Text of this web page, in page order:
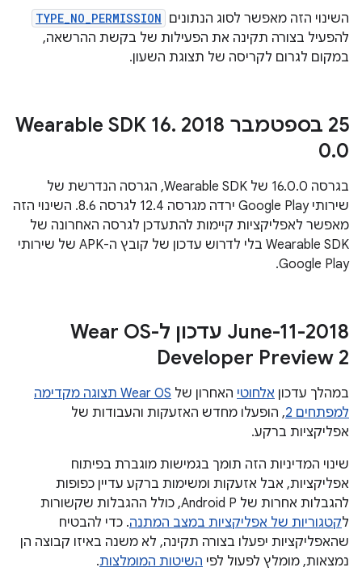
השינוי הזה מאפשר לסוג הנתונים TYPE_NO_PERMISSION
להפעיל בצורה תקינה את הפעילות של בקשת ההרשאה,
במקום לגרום לקריסה של תצוגת השעון.
‫25 בספטמבר 2018 Wearable SDK 16
.
0.0
בגרסה 16.0.0 של Wearable SDK, הגרסה הנדרשת של
שירותי Google Play ירדה מגרסה 12.4 לגרסה 8.6. השינוי הזה
מאפשר לאפליקציות קיימות להתעדכן לגרסה האחרונה של
Wearable SDK בלי לדרוש עדכון של קובץ ה-APK של שירותי
Google Play.
‫2018-June-11 עדכון ל-Wear OS
Developer Preview 2
במהלך עדכון אלחוטי האחרון של
Wear OS תצוגה מקדימה
למפתחים 2
, הופעלו מחדש האזעקות והעבודות של
אפליקציות ברקע.
שינוי המדיניות הזה תומך בגמישות מוגברת בפיתוח
אפליקציות, אבל אזעקות ומשימות ברקע עדיין כפופות
להגבלות אחרות של Android P, כולל ההגבלות שקשורות
לקטגוריות של אפליקציות במצב המתנה. כדי להבטיח
שהאפליקציות יפעלו בצורה תקינה, לא משנה באיזו קבוצה הן
נמצאות, מומלץ לפעול לפי השיטות המומלצות.